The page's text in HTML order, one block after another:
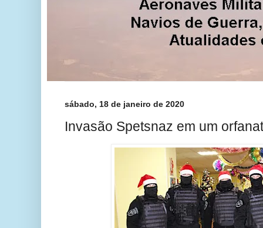
sábado, 18 de janeiro de 2020
Invasão Spetsnaz em um